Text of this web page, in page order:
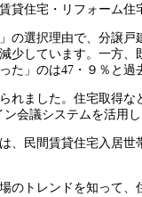
住宅・リフォーム
選択理由で、分譲
少しています。一方
」のは47・９％と
れました。住宅取得
会議システムを活用
、民間賃貸住宅入居
トレンドを知って、